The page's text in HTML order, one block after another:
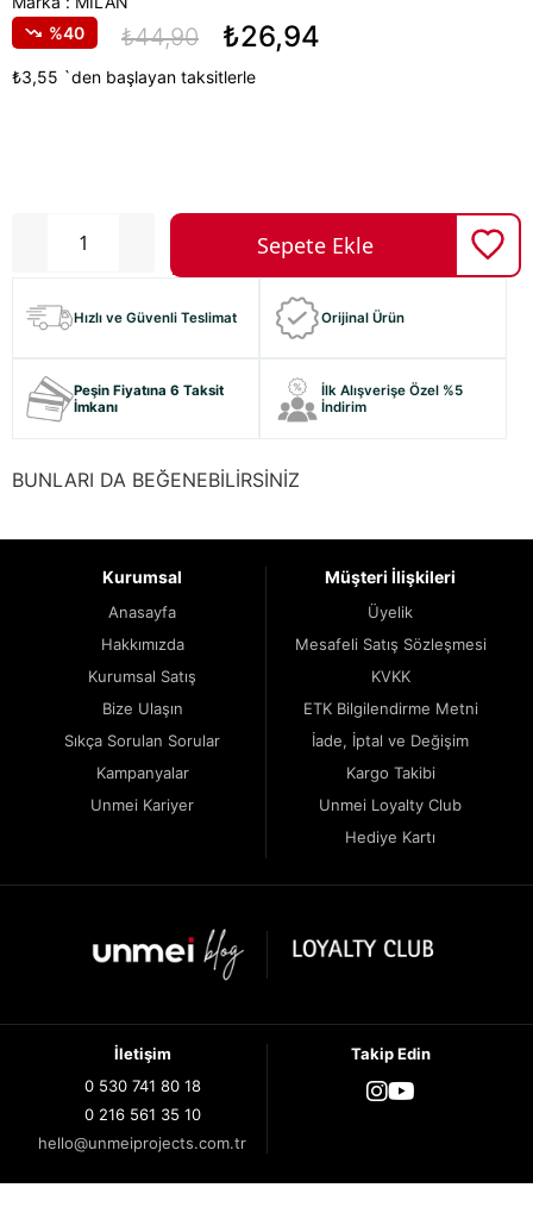
40
₺44,90 ₺26,94
₺3,55 `den başlayan taksitlerle
Hızlı ve Güvenli Teslimat Orijinal Ürün
Peşin Fiyatına 6 Taksit
İmkanı
İlk Alışverişe Özel %5
İndirim
BUNLARI DA BEĞENEBİLİRSİNİZ
Kurumsal
Anasayfa
Hakkımızda
Kurumsal Satış
Bize Ulaşın
Sıkça Sorulan Sorular
Kampanyalar
Unmei Kariyer
Müşteri İlişkileri
Üyelik
Mesafeli Satış Sözleşmesi
KVKK
ETK Bilgilendirme Metni
İade, İptal ve Değişim
Kargo Takibi
Unmei Loyalty Club
Hediye Kartı
İletişim
0 530 741 80 18
0 216 561 35 10
hello@unmeiprojects.com.tr
Takip Edin